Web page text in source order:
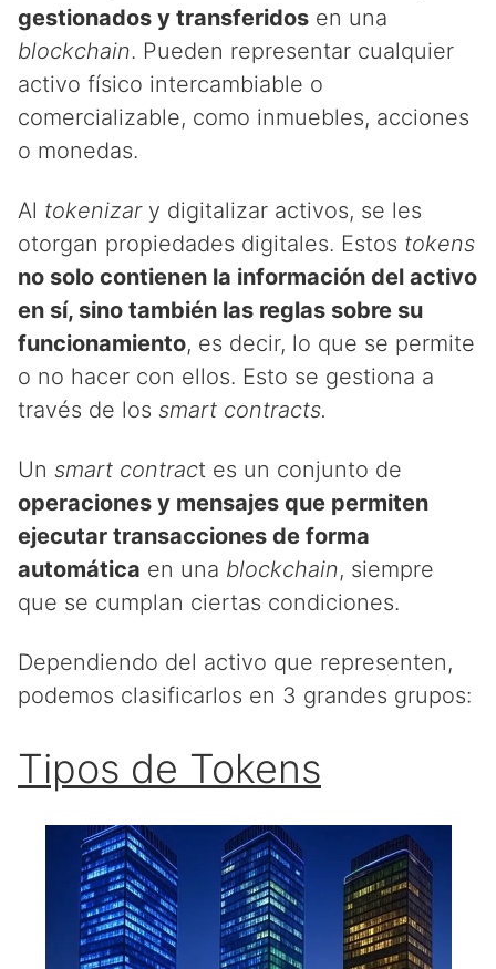
gestionados y transferidos en una
blockchain. Pueden representar cualquier
activo físico intercambiable o
comercializable, como inmuebles, acciones
o monedas.
Al tokenizar y digitalizar activos, se les
otorgan propiedades digitales. Estos tokens
no solo contienen la información del activo
en sí, sino también las reglas sobre su
funcionamiento, es decir, lo que se permite
o no hacer con ellos. Esto se gestiona a
través de los smart contracts.
Un smart contract es un conjunto de
operaciones y mensajes que permiten
ejecutar transacciones de forma
automática en una blockchain, siempre
que se cumplan ciertas condiciones.
Dependiendo del activo que representen,
podemos clasificarlos en 3 grandes grupos:
Tipos de Tokens